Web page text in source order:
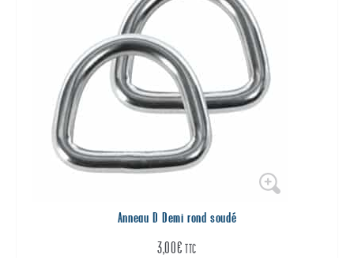
Anneau D Demi rond soudé
3,00€ TTC